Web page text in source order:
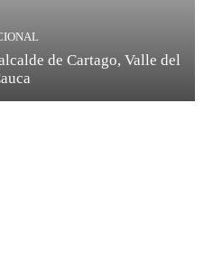
de Cartago, Valle del